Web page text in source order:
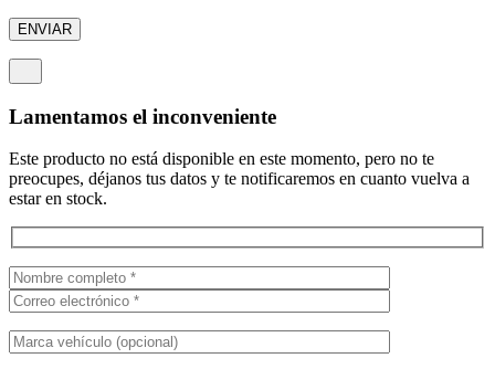
Lamentamos el inconveniente
Este producto no está disponible en este momento, pero no te
preocupes, déjanos tus datos y te notificaremos en cuanto vuelva a
estar en stock.